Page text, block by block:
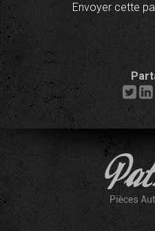
Envoyer cette